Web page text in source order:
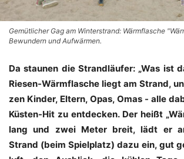
Gemütlicher Gag am Winterstrand: Wärmflasche
Bewundern und Aufwärmen.
Da stau­nen die Strand­läu­fer: „Was ist
Rie­sen-Wärm­fla­sche liegt am Strand,
zen Kin­der, Eltern, Opas, Omas - alle
Küs­ten-Hit zu ent­de­cken. Der heißt
lang und zwei Meter breit, lädt er
Strand (beim Spiel­platz) dazu ein, gut